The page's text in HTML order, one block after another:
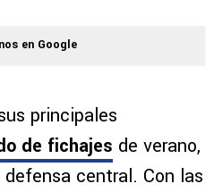
en Google
principales
de fichajes de verano,
central. Con las